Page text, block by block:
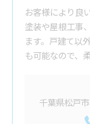
お客様により良
塗装や屋根工事
ます。戸建て以
も可能なので、
千葉県松戸